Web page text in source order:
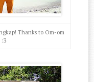
Thanks to Om-om
:3